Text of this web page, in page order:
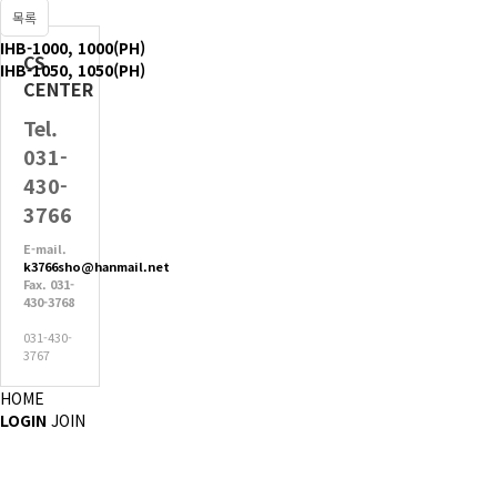
목록
IHB-1000, 1000(PH)
IHB-1050, 1050(PH)
CS
CENTER
Tel.
031-
430-
3766
E-mail.
k3766sho@hanmail.net
Fax. 031-
430-3768
031-430-
3767
HOME
LOGIN JOIN